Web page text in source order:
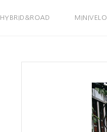
HYBRID&ROAD MINIVELO